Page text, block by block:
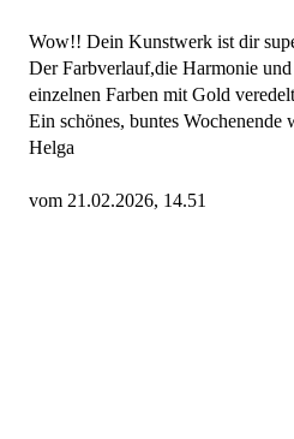
Wow!! Dein Kunstwerk ist dir
Der Farbverlauf,die Harmonie
einzelnen Farben mit Gold
Ein schönes, buntes Wochenende
Helga
vom 21.02.2026, 14.51